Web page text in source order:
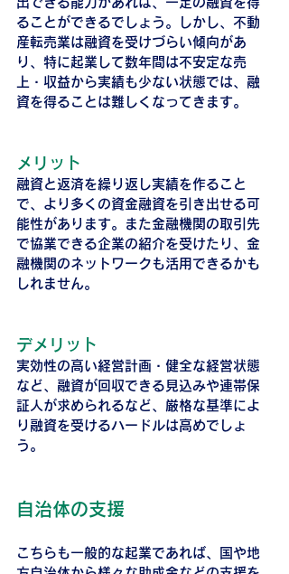
ることができるでしょう。しかし、不動
産転売業は融資を受けづらい傾向があ
り、特に起業して数年間は不安定な売
上・収益から実績も少ない状態では、融
資を得ることは難しくなってきます。
メリット
融資と返済を繰り返し実績を作ること
で、より多くの資金融資を引き出せる可
能性があります。また金融機関の取引先
で協業できる企業の紹介を受けたり、金
融機関のネットワークも活用できるかも
しれません。
デメリット
実効性の高い経営計画・健全な経営状態
など、融資が回収できる見込みや連帯保
証人が求められるなど、厳格な基準によ
り融資を受けるハードルは高めでしょ
う。
自治体の支援
こちらも一般的な起業であれば、国や地